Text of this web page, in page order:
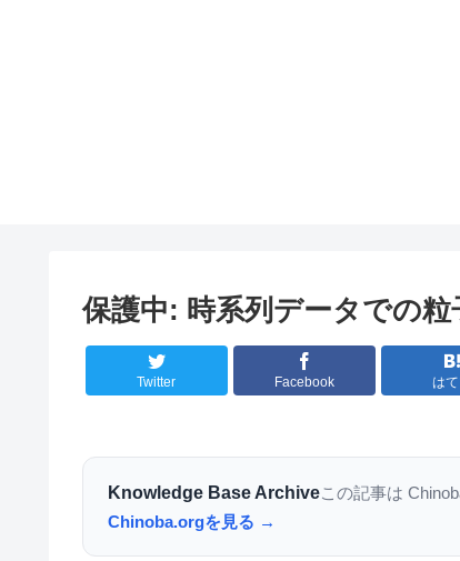
保護中: 時系列データでの
Twitter Facebook は
Knowledge Base Archiveこの記事は
Chinoba.orgを見る →